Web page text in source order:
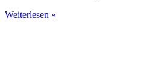
Weiterlesen »